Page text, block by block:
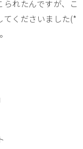
られたんですが、こ
てくださいました(*